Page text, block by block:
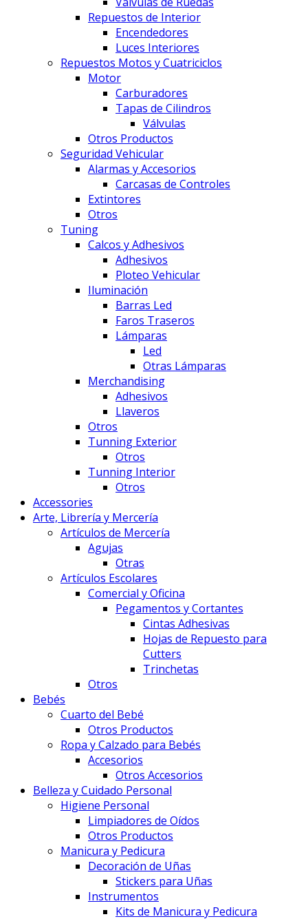
Repuestos de Interior
Encendedores
Luces Interiores
Repuestos Motos y Cuatriciclos
Motor
Carburadores
Tapas de Cilindros
Válvulas
Otros Productos
Seguridad Vehicular
Alarmas y Accesorios
Carcasas de Controles
Extintores
Otros
Tuning
Calcos y Adhesivos
Adhesivos
Ploteo Vehicular
Iluminación
Barras Led
Faros Traseros
Lámparas
Led
Otras Lámparas
Merchandising
Adhesivos
Llaveros
Otros
Tunning Exterior
Otros
Tunning Interior
Otros
Accessories
Arte, Librería y Mercería
Artículos de Mercería
Agujas
Otras
Artículos Escolares
Comercial y Oficina
Pegamentos y Cortantes
Cintas Adhesivas
Hojas de Repuesto para
Cutters
Trinchetas
Otros
Bebés
Cuarto del Bebé
Otros Productos
Ropa y Calzado para Bebés
Accesorios
Otros Accesorios
Belleza y Cuidado Personal
Higiene Personal
Limpiadores de Oídos
Otros Productos
Manicura y Pedicura
Decoración de Uñas
Stickers para Uñas
Instrumentos
Kits de Manicura y Pedicura